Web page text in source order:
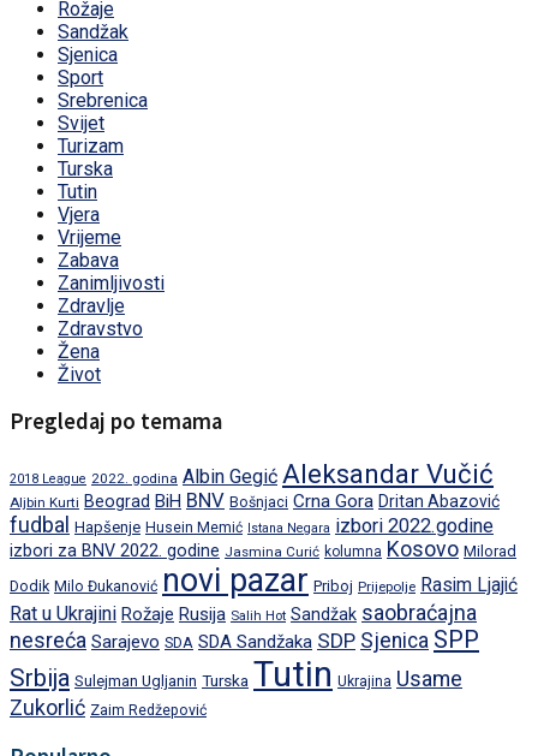
Rožaje
Sandžak
Sjenica
Sport
Srebrenica
Svijet
Turizam
Turska
Tutin
Vjera
Vrijeme
Zabava
Zanimljivosti
Zdravlje
Zdravstvo
Žena
Život
Pregledaj po temama
2018 League 2022. godina Albin Gegić Aleksandar Vučić
Aljbin Kurti Beograd BiH BNV Bošnjaci Crna Gora Dritan Abazović
fudbal Hapšenje Husein Memić Istana Negara izbori 2022.godine
izbori za BNV 2022. godine Jasmina Curić kolumna Kosovo Milorad
Dodik Milo Đukanović novi pazar Priboj Prijepolje Rasim Ljajić
Rat u Ukrajini Rožaje Rusija Salih Hot Sandžak saobraćajna
nesreća Sarajevo SDA SDA Sandžaka SDP Sjenica SPP
Srbija Sulejman Ugljanin Turska Tutin Ukrajina Usame
Zukorlić Zaim Redžepović